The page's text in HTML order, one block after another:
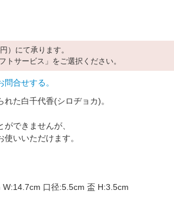
）にて承ります。
トサービス」をご選択ください。
合せする。
た白千代香(シロヂョカ)。
できませんが、
いいただけます。
口径:5.5cm 盃 H:3.5cm